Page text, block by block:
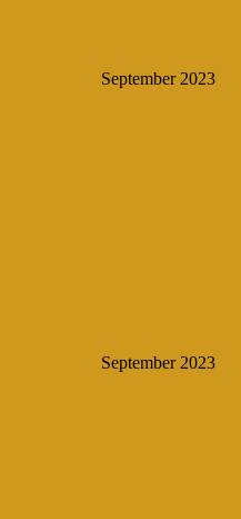
September 2023
September 2023